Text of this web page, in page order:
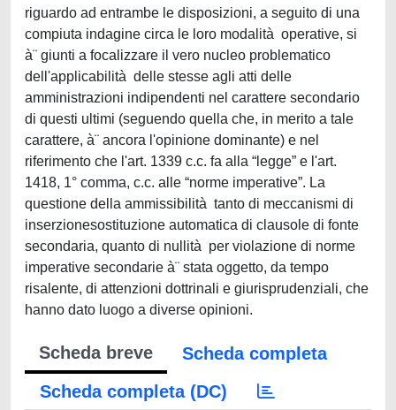
riguardo ad entrambe le disposizioni, a seguito di una
compiuta indagine circa le loro modalità operative, si
à¨ giunti a focalizzare il vero nucleo problematico
dell'applicabilità delle stesse agli atti delle
amministrazioni indipendenti nel carattere secondario
di questi ultimi (seguendo quella che, in merito a tale
carattere, à¨ ancora l'opinione dominante) e nel
riferimento che l'art. 1339 c.c. fa alla “legge” e l'art.
1418, 1° comma, c.c. alle “norme imperative”. La
questione della ammissibilità tanto di meccanismi di
inserzionesostituzione automatica di clausole di fonte
secondaria, quanto di nullità per violazione di norme
imperative secondarie à¨ stata oggetto, da tempo
risalente, di attenzioni dottrinali e giurisprudenziali, che
hanno dato luogo a diverse opinioni.
Scheda breve
Scheda completa
Scheda completa (DC)